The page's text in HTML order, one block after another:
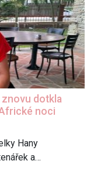
znovu dotkla
noci
Hany
a…